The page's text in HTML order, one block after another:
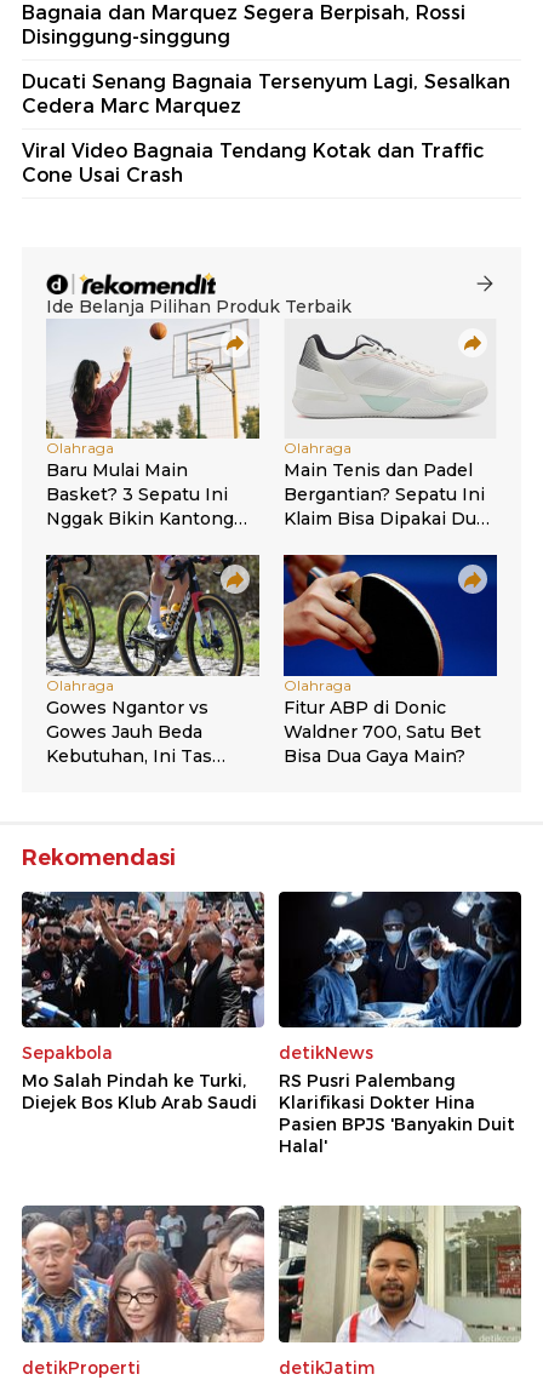
Bagnaia dan Marquez Segera Berpisah, Rossi
Disinggung-singgung
Ducati Senang Bagnaia Tersenyum Lagi, Sesalkan
Cedera Marc Marquez
Viral Video Bagnaia Tendang Kotak dan Traffic
Cone Usai Crash
Rekomendasi
Sepakbola
Mo Salah Pindah ke Turki,
Diejek Bos Klub Arab Saudi
detikNews
RS Pusri Palembang
Klarifikasi Dokter Hina
Pasien BPJS 'Banyakin Duit
Halal'
detikProperti detikJatim